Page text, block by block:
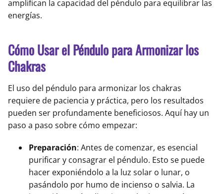
amplifican la capacidad del péndulo para equilibrar las
energías.
Cómo Usar el Péndulo para Armonizar los
Chakras
El uso del péndulo para armonizar los chakras
requiere de paciencia y práctica, pero los resultados
pueden ser profundamente beneficiosos. Aquí hay un
paso a paso sobre cómo empezar:
Preparación: Antes de comenzar, es esencial
purificar y consagrar el péndulo. Esto se puede
hacer exponiéndolo a la luz solar o lunar, o
pasándolo por humo de incienso o salvia. La